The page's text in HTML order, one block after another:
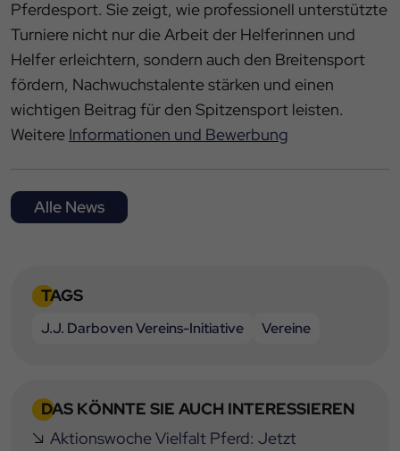
Pferdesport. Sie zeigt, wie professionell unterstützte
Turniere nicht nur die Arbeit der Helferinnen und
Helfer erleichtern, sondern auch den Breitensport
fördern, Nachwuchstalente stärken und einen
wichtigen Beitrag für den Spitzensport leisten.
Weitere Informationen und Bewerbung
Alle News
TAGS
J.J. Darboven Vereins-Initiative Vereine
DAS KÖNNTE SIE AUCH INTERESSIEREN
Aktionswoche Vielfalt Pferd: Jetzt